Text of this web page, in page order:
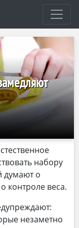
набору
думают о
контроле веса.
незаметно